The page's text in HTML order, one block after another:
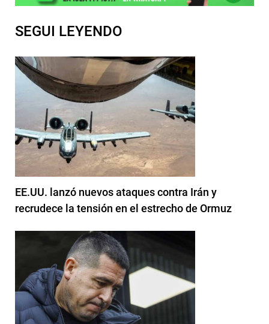
SEGUI LEYENDO
EE.UU. lanzó nuevos ataques contra Irán y
recrudece la tensión en el estrecho de Ormuz